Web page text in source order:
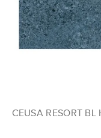
CEUSA RESORT